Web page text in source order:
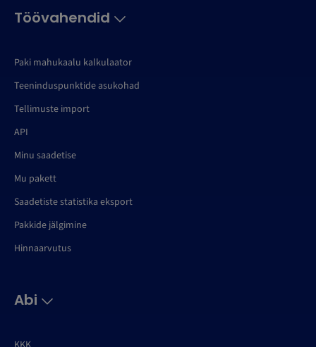
Töövahendid
Paki mahukaalu kalkulaator
Teeninduspunktide asukohad
Tellimuste import
API
Minu saadetise
Mu pakett
Saadetiste statistika eksport
Pakkide jälgimine
Hinnaarvutus
Abi